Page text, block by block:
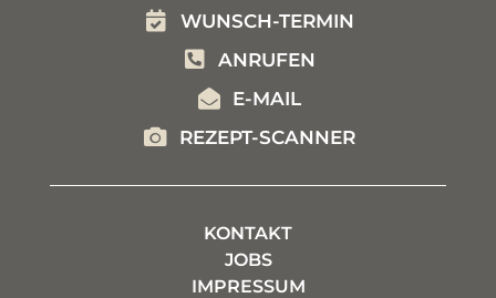
WUNSCH-TERMIN
ANRUFEN
E-MAIL
REZEPT-SCANNER
KONTAKT
JOBS
IMPRESSUM